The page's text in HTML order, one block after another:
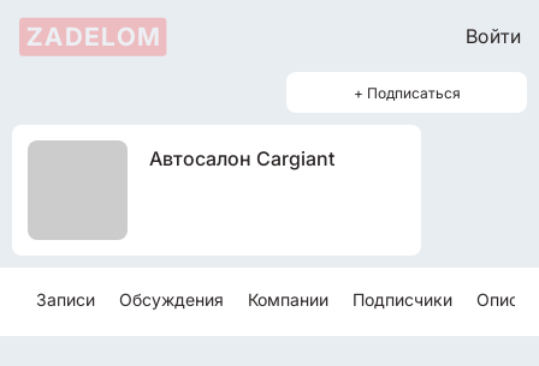
ZADELOM Войти
+ Подписаться
Автосалон Cargiant
Записи Обсуждения Компании Подписчики